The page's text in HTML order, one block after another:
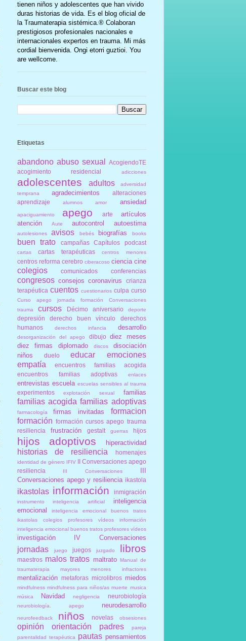
tienen niños y adolescentes que han vivido
duras historias de vida. Es el blog oficial de
la Traumaterapia sistémica.® Colaboran
prestigiosos profesionales nacionales e
internacionales expertos en trauma. Mi más
cordial bienvenida. Ongi etorri guztioi. You
are wellcome.
Buscar este blog
Etiquetas
abandono abuso sexual
AcogiendoTE
acogimiento residencial
adicciones
adolescentes adultos
adversidad
temprana
agradecimientos
alteraciones
aprendizaje
alumnos amor ansiedad
apaciguamiento apego arte
artículos
atención
Aute autocontrol autoestima
autolesiones avisos bebés biografías books
buen trato campañas Capítulos podcast
cartas cartas terapéuticas centros menores
centros reforma cerebro ciberacoso ciencia cine
colegios comunicados conferencias
congresos consejos coronavirus
crianza
terapéutica cuentos cuestionarios culpa curso
Curso apego jornada formación Conversaciones
trauma
cursos Décimo aniversario deporte
depresión derecho buen vínculo
derechos
humanos
derechos infancia desarrollo
desorganización del apego dibujo diez meses
diez firmas
diplomado discos
disociación
niños
duelo educar
emociones
empatía
encuentros familias acogida
encuentros familias adoptivas
enlaces
entrevistas escuela escuelas sensibles al trauma
experimentos explotación sexual familias
familias acogida familias adoptivas
farmacología firmas invitadas
formacion
formación formación cursos apego trauma
resiliencia
frustración gestalt guerras hijos
hijos adoptivos hiperactividad
historias de resiliencia homenajes
identidad de género IFIV II Conversaciones apego
resiliencia
III Conversaciones
III
Conversaciones apego y resiliencia ikastola
ikastolas información inmigración
instrumento inteligencia artificial
inteligencia
emocional
inteligencia emocional buenos tratos
ikastolas colegios profesores vídeos información
inteligencia emocional buenos tratos profesores vídeos
investigación IV Conversaciones
jornadas juego juegos juzgado libros
maestros malos tratos maltrato Manual de
traumaterapia
mayores menores infractores
mentalización metaforas microlibros miedos
mindfulness mindfulness para niños/as muerte musica
música
Navidad negligencia neurobiología
neurobiología. apego neurodesarrollo
neurofeedback niños novelas obsesiones
opinión orientación padres
pareja
parentalidad terapéutica
pautas pensamientos